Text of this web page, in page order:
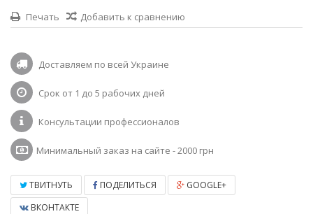
Печать Добавить к сравнению
Доставляем по всей Украине
Срок от 1 до 5 рабочих дней
Консультации профессионалов
Минимальный заказ на сайте - 2000 грн
ТВИТНУТЬ ПОДЕЛИТЬСЯ
GOOGLE+
ВКОНТАКТЕ